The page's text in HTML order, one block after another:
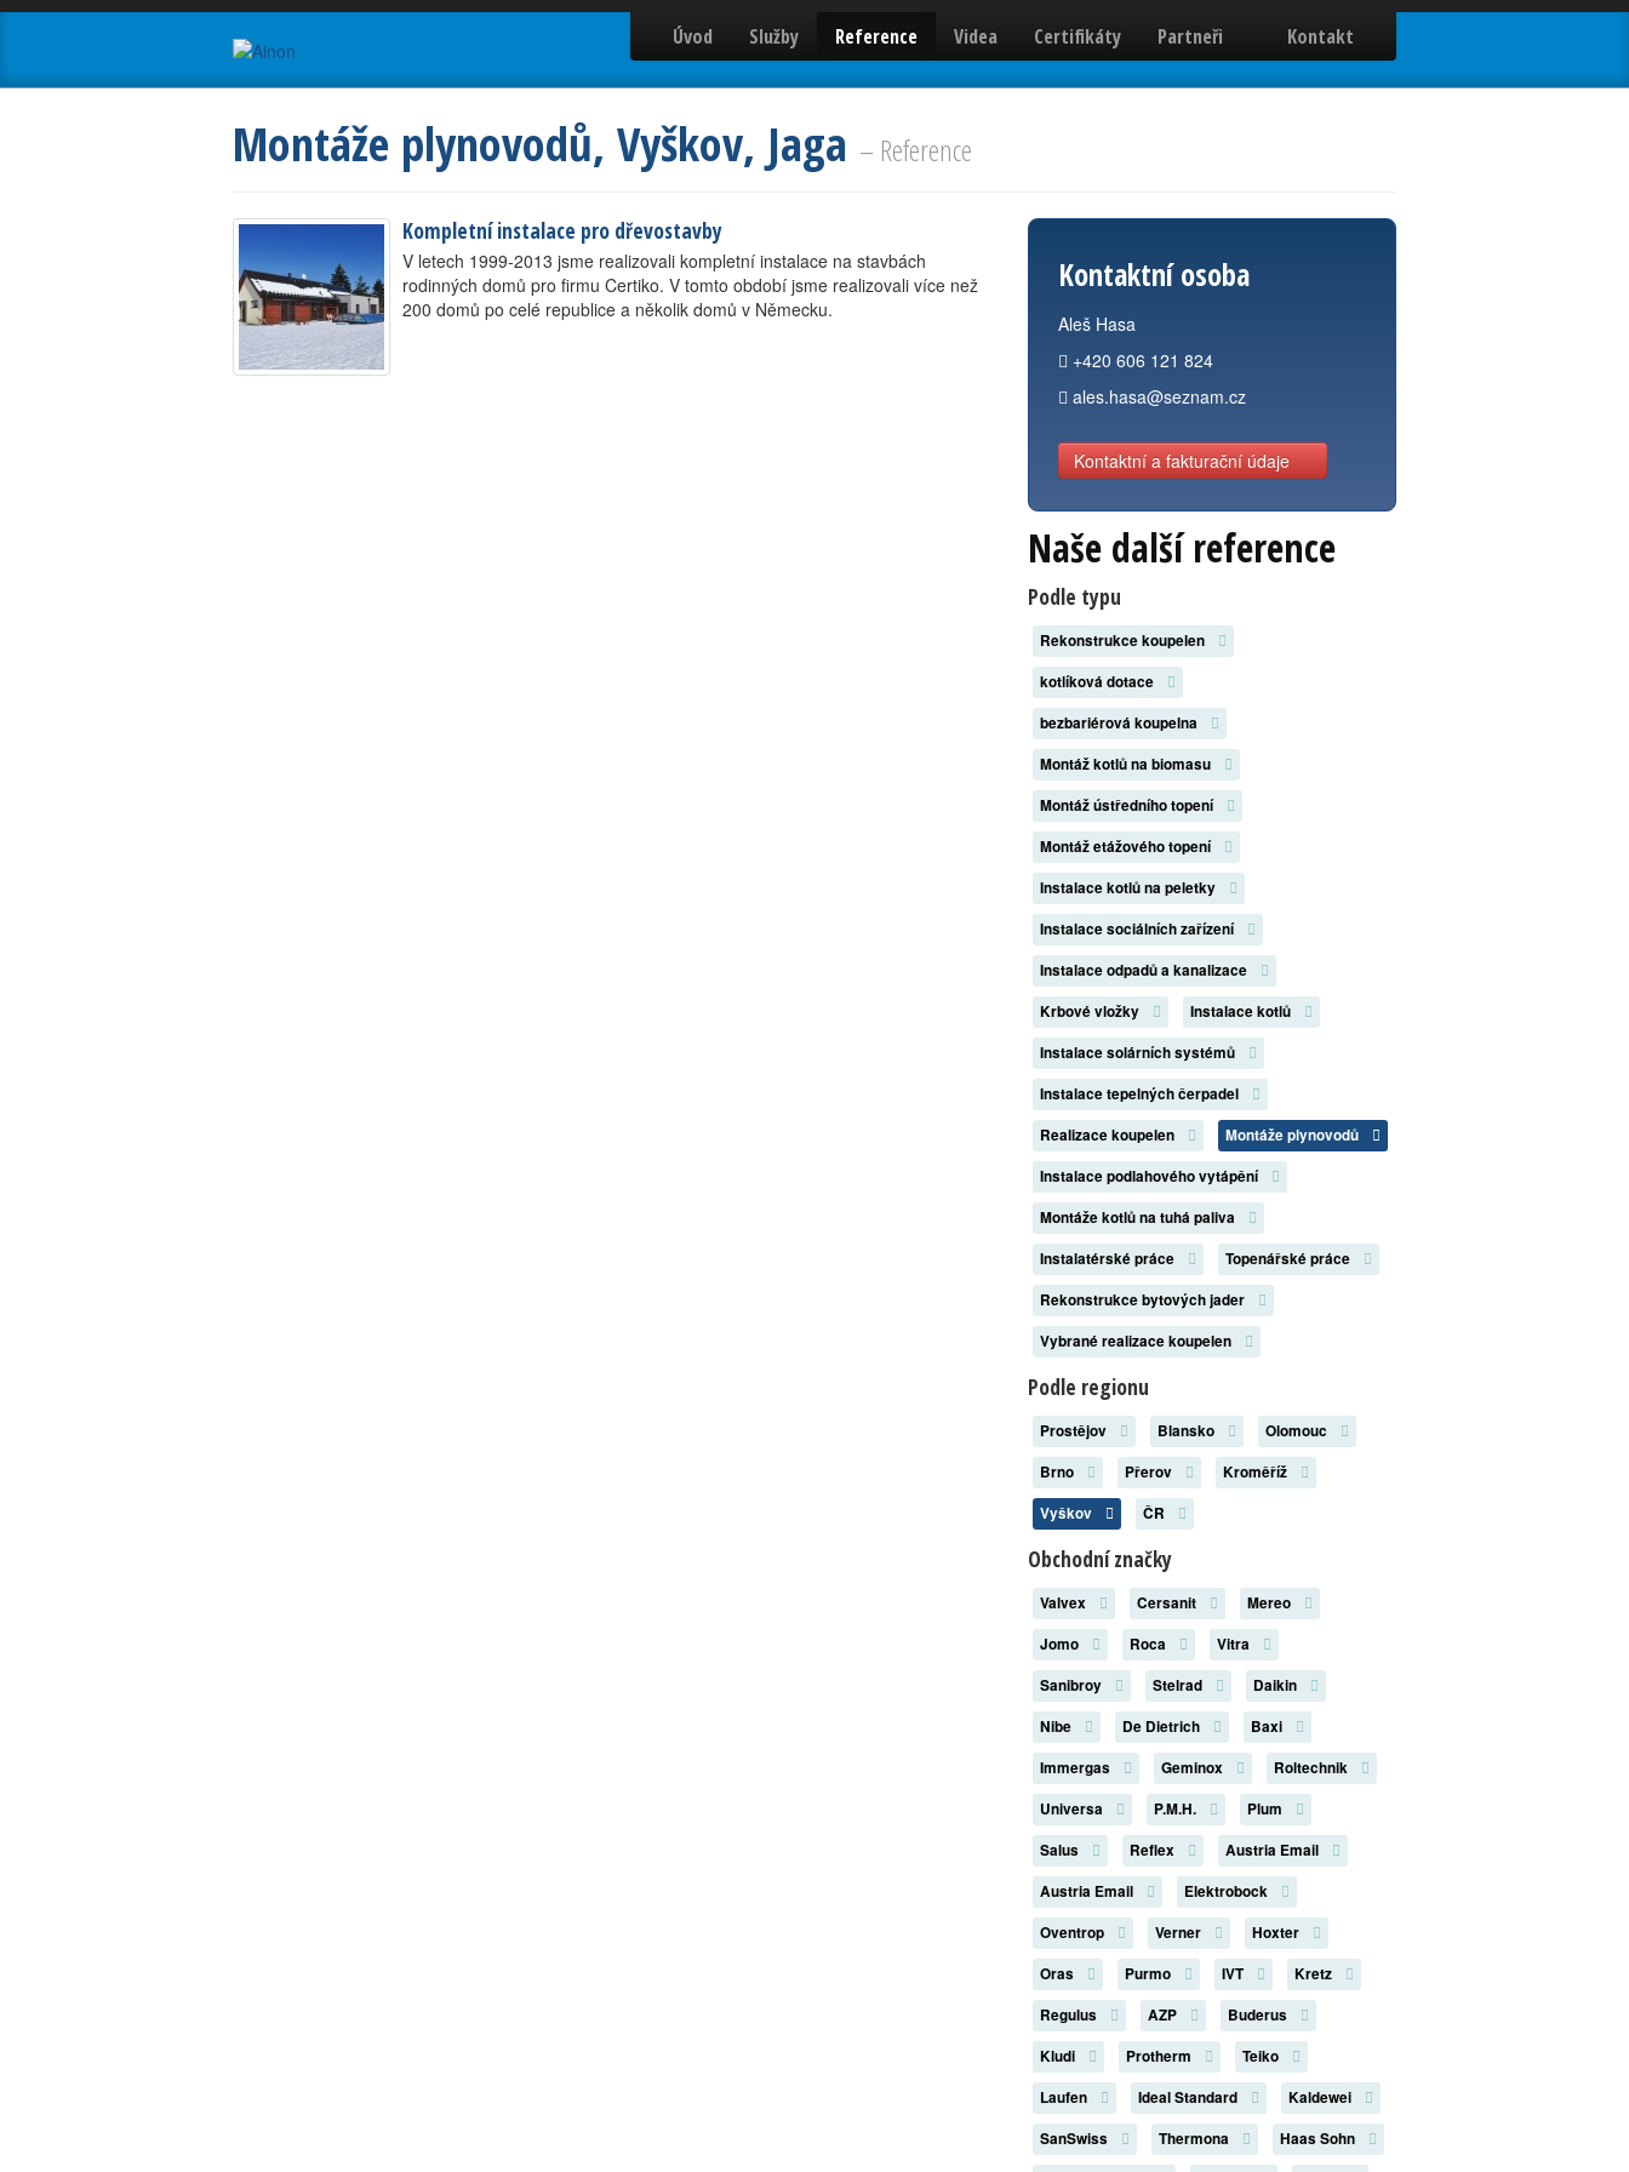
Úvod Služby Reference Videa Certifikáty Partneři Kontakt
Montáže plynovodů, Vyškov, Jaga – Reference
Kompletní instalace pro dřevostavby
V letech 1999-2013 jsme realizovali kompletní instalace na stavbách
rodinných domů pro firmu Certiko. V tomto období jsme realizovali více než
200 domů po celé republice a několik domů v Německu.
Kontaktní osoba
Aleš Hasa
+420 606 121 824
ales.hasa@seznam.cz
Kontaktní a fakturační údaje
Naše další reference
Podle typu
Rekonstrukce koupelen
kotlíková dotace
bezbariérová koupelna
Montáž kotlů na biomasu
Montáž ústředního topení
Montáž etážového topení
Instalace kotlů na peletky
Instalace sociálních zařízení
Instalace odpadů a kanalizace
Krbové vložky
Instalace kotlů
Instalace solárních systémů
Instalace tepelných čerpadel
Realizace koupelen
Montáže plynovodů
Instalace podlahového vytápění
Montáže kotlů na tuhá paliva
Instalatérské práce
Topenářské práce
Rekonstrukce bytových jader
Vybrané realizace koupelen
Podle regionu
Prostějov Blansko
Olomouc
Brno
Přerov
Kroměříž
Vyškov
ČR
Obchodní značky
Valvex Cersanit
Mereo
Jomo
Roca
Vitra
Sanibroy
Stelrad
Daikin
Nibe
De Dietrich
Baxi
Immergas
Geminox
Roltechnik
Universa
P.M.H.
Plum
Salus
Reflex
Austria Email
Austria Email
Elektrobock
Oventrop
Verner
Hoxter
Oras
Purmo IVT
Kretz
Regulus
AZP
Buderus
Kludi
Protherm
Teiko
Laufen
Ideal Standard
Kaldewei
SanSwiss
Thermona
Haas Sohn